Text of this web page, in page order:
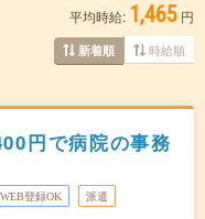
平均時給: 1,465 円
新着順 時給順
円で病院の事務
WEB登録OK 派遣